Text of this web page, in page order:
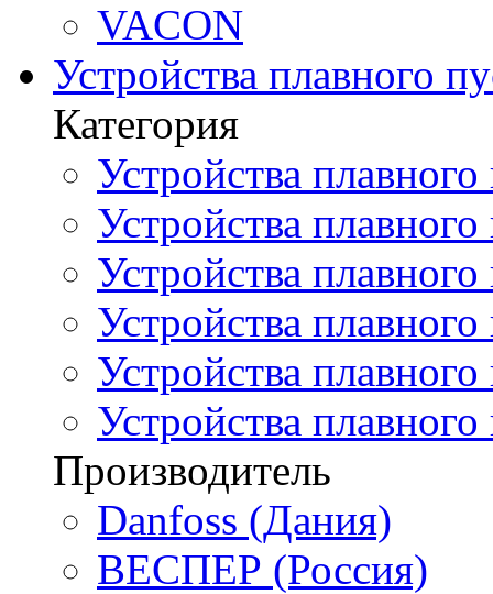
VACON
Устройства плавного
Категория
Устройства
Устройства
Устройства
Устройства
Устройства
Устройства
Производитель
Danfoss (Дания)
ВЕСПЕР (Россия)